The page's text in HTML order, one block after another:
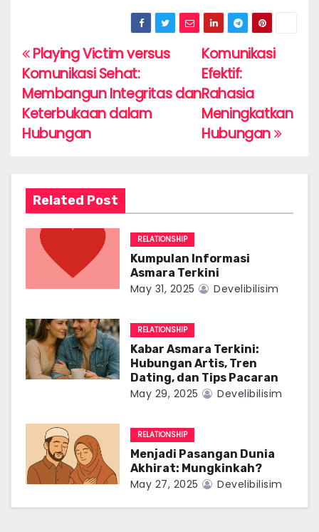
P
o
s
t
a
v
g
a
t
i
n
Komunikasi
Efektif:
Rahasia
Meningkatkan
Hubungan
Playing Victim versus
Komunikasi Sehat:
Membangun Integritas dan
Keterbukaan dalam
Hubungan
Related Post
RELATIONSHIP
Kumpulan Informasi
Asmara Terkini
May 31, 2025 Develibilisim
RELATIONSHIP
Kabar Asmara Terkini:
Hubungan Artis, Tren
Dating, dan Tips Pacaran
May 29, 2025 Develibilisim
RELATIONSHIP
Menjadi Pasangan Dunia
Akhirat: Mungkinkah?
May 27, 2025 Develibilisim